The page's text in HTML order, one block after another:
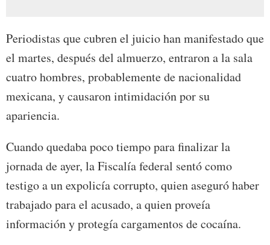
Periodistas que cubren el juicio han manifestado que
el martes, después del almuerzo, entraron a la sala
cuatro hombres, probablemente de nacionalidad
mexicana, y causaron intimidación por su
apariencia.
Cuando quedaba poco tiempo para finalizar la
jornada de ayer, la Fiscalía federal sentó como
testigo a un expolicía corrupto, quien aseguró haber
trabajado para el acusado, a quien proveía
información y protegía cargamentos de cocaína.